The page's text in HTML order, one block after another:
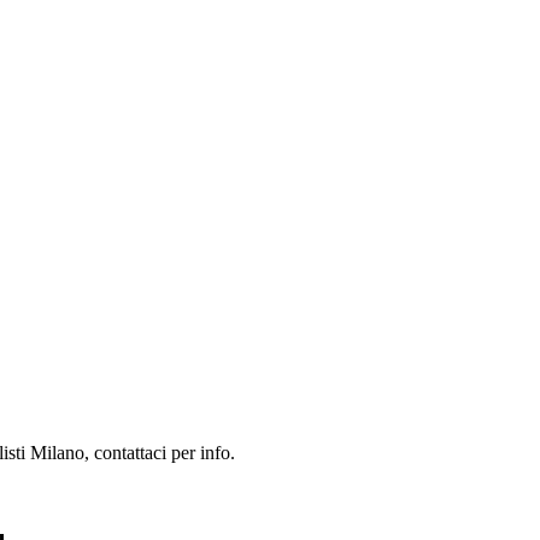
Milano, contattaci per info.